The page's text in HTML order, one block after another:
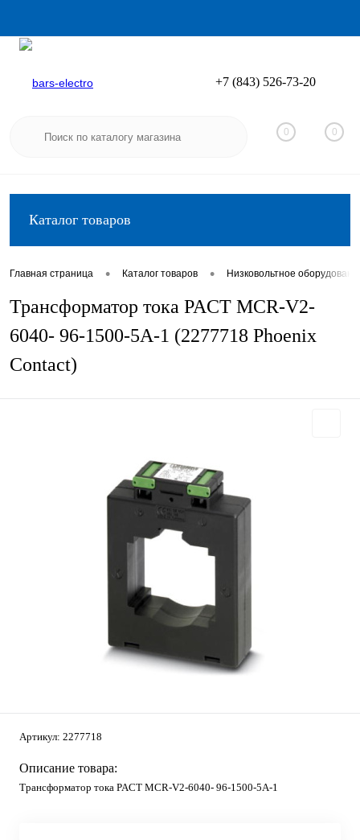
Вход
+7 (843) 526-73-20
0 0
Каталог товаров
Главная страница • Каталог товаров • Низковольтное
Трансформатор тока PACT MCR-V2-
6040- 96-1500-5A-1 (2277718 Phoenix
Contact)
Артикул: 2277718
Описание товара:
Трансформатор тока PACT MCR-V2-6040- 96-1500-5A-1